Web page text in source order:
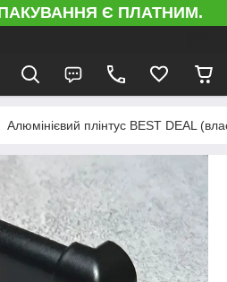
Є ПЛАТНИМ.
Алюмінієвий плінтус BEST DEAL